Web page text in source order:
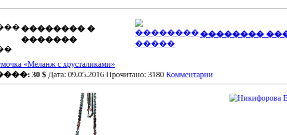
�������� �
�������
��������
«Меланж с хрусталиками»
30 $ Дата: 09.05.2016 Прочитано: 3180 Комментарии